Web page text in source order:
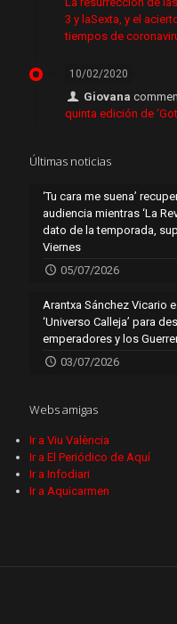
3 y laSexta, y el
tiempos de
10/02/2020
Giovana
quinta edición de
Últimas noticias
‘Tu cara me suena’
audiencia mientras ‘La
dato de la temporada,
Viernes
05/07/2026
Arantxa Sánchez Vicario
‘Universo Calleja’ para
emperadores y los
03/07/2026
Webs amigas
Ir a Viu València
Ir a El Periódico de Aquí
Ir a Infodiari
Ir a Aquicarmen